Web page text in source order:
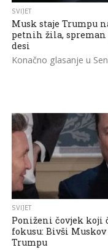
SVIJET
Musk staje Trumpu
petnih žila, spreman
desi
Konačno glasanje u
SVIJET
Poniženi čovjek koji
fokusu: Bivši
Trumpu